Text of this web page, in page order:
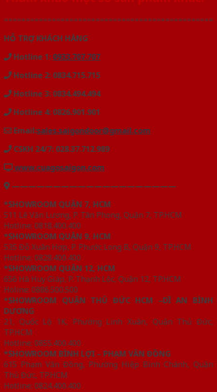
================================================
HỖ TRỢ KHÁCH HÀNG
Hotline 1: 0933.707.707
Hotline 2: 0834.715.715
Hotline 3: 0834.494.494
Hotline 4: 0826.901.901
Email:sales.saigondoor@gmail.com
CSKH 24/7: 028.37.712.989
www.cuagosaigon.com
————————————————————
*SHOWROOM QUẬN 7, HCM
511 Lê Văn Lương, P. Tân Phong, Quận 7, TP.HCM
Hotline: 0818.400.400
*SHOWROOM QUẬN 9, HCM
535 Đỗ Xuân Hợp, P. Phước Long B, Quận 9, TP.HCM
Hotline: 0828.400.400
*SHOWROOM QUẬN 12, HCM
656 Hà Huy Giáp, P. Thạnh Lộc, Quận 12, TP.HCM
Holine: 0886.500.500
*SHOWROOM QUẬN THỦ ĐỨC HCM –DĨ AN BÌNH
DƯƠNG
21, Quốc Lộ 1K, Phường Linh Xuân, Quận Thủ Đức,
TP.HCM
Hotline: 0855.400.400
*SHOWROOM BÌNH LỢI – PHẠM VĂN ĐỒNG
615 Phạm Văn Đồng, Phường Hiệp Bình Chánh, Quận
Thủ Đức, TP.HCM
Hotline: 0824.400.400